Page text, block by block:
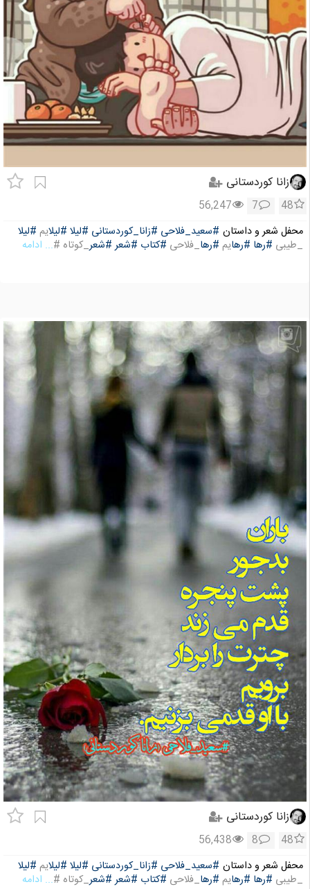
زانا کوردستانی
48
7
56,247
محفل شعر و داستان #سعید_فلاحی #زانا_کوردستانی #لیلا #لیلایم #لیلا
_طیبی #رها #رهایم #رها_فلاحی #کتاب #شعر #شعر_کوتاه #... ادامه
زانا کوردستانی
48
8
56,438
محفل شعر و داستان #سعید_فلاحی #زانا_کوردستانی #لیلا #لیلایم #لیلا
_طیبی #رها #رهایم #رها_فلاحی #کتاب #شعر #شعر_کوتاه #... ادامه